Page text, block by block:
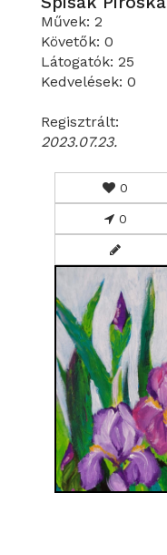
Művek: 2
Követők: 0
Látogatók: 25
Kedvelések: 0
Regisztrált:
2023.07.23.
0
0